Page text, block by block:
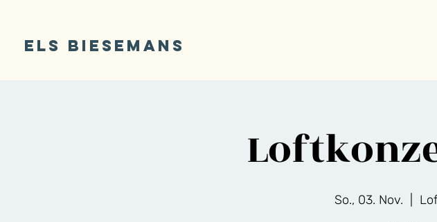
ELS BIESEMANS
So., 03. Nov.